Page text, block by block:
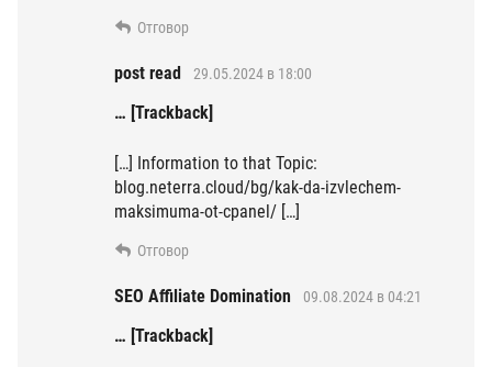
Отговор
post read 29.05.2024 в 18:00
… [Trackback]
[…] Information to that Topic:
blog.neterra.cloud/bg/kak-da-izvlechem-
maksimuma-ot-cpanel/ […]
Отговор
SEO Affiliate Domination 09.08.2024 в 04:21
… [Trackback]